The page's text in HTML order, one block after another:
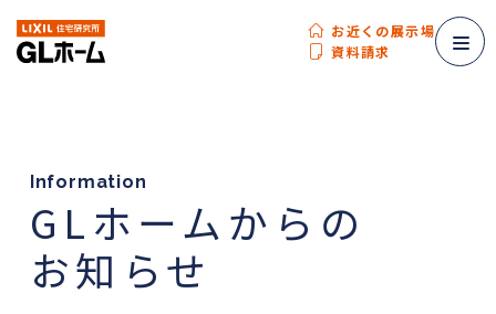
お近くの展示場
資料請求
Information
GLホームからの
お知らせ